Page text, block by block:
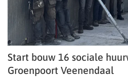
Start bouw 16 sociale
Groenpoort Veenendaal